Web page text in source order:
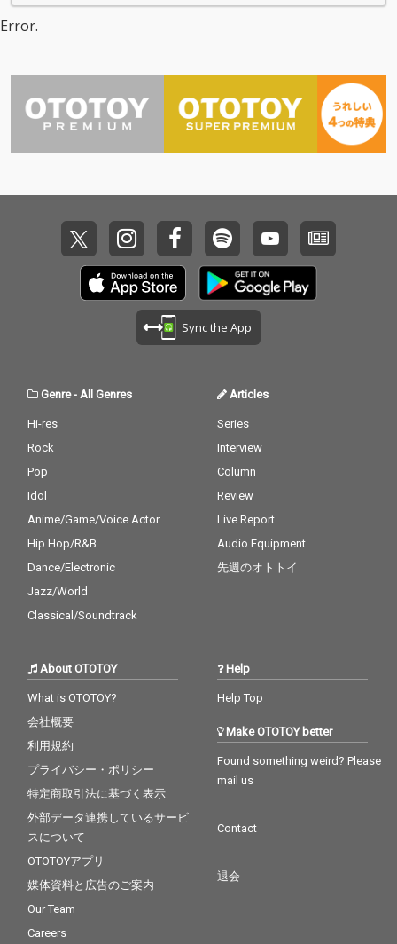
Error.
Sync the App
Genre- All Genres
Hi-res
Rock
Pop
Idol
Anime/Game/Voice Actor
Hip Hop/R&B
Dance/Electronic
Jazz/World
Classical/Soundtrack
Articles
Series
Interview
Column
Review
Live Report
Audio Equipment
先週のオトトイ
About OTOTOY
What is OTOTOY?
会社概要
利用規約
プライバシー・ポリシー
特定商取引法に基づく表示
外部データ連携しているサービ
スについて
OTOTOYアプリ
媒体資料と広告のご案内
Our Team
Careers
Help
Help Top
Make OTOTOY better
Found something weird? Please
mail us
Contact
退会